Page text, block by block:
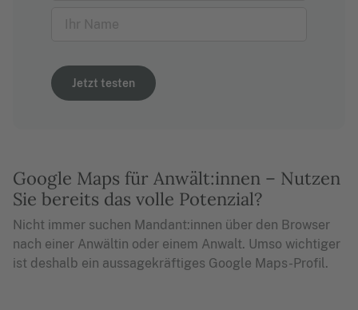
Jetzt testen
Google Maps für Anwält:innen – Nutzen
Sie bereits das volle Potenzial?
Nicht immer suchen Mandant:innen über den Browser
nach einer Anwältin oder einem Anwalt. Umso wichtiger
ist deshalb ein aussagekräftiges Google Maps-Profil.